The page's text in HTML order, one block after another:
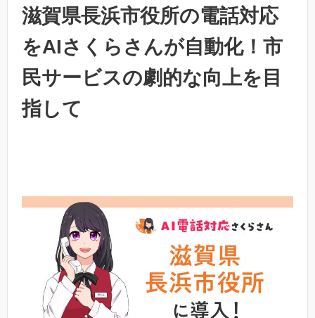
滋賀県長浜市役所の電話対応
をAIさくらさんが自動化！市
民サービスの劇的な向上を目
指して